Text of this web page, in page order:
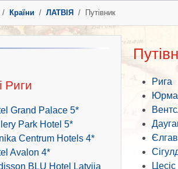
Країни ЛАТВІЯ Путівник
Риги
Grand Palace 5*
Park Hotel 5*
Centrum Hotels 4*
Avalon 4*
BLU Hotel Latvija
Рига
Цесіс